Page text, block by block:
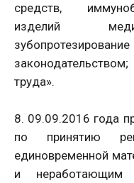
средств,
изделий
труда».
8. 09.09.2016 года
по принятию
единовременной
и неработающим